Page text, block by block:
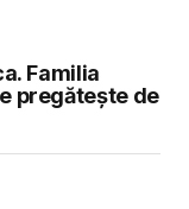
Familia
pregătește de